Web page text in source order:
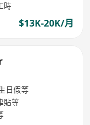
時
$13K-20K/月
日假等
貼等